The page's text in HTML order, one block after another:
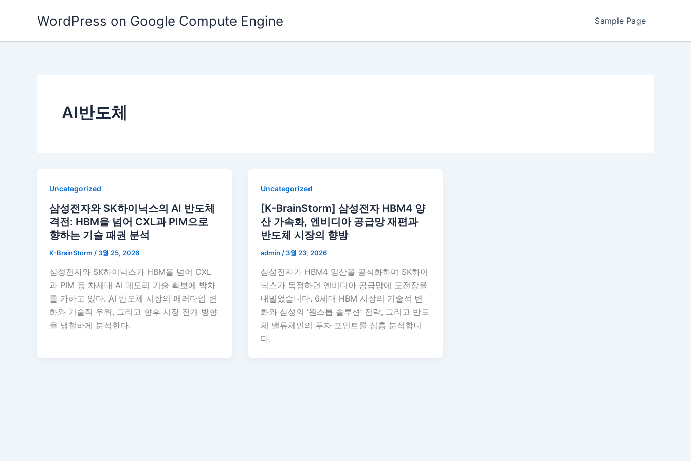
WordPress on Google Compute Engine Sample Page
AI반도체
Uncategorized
삼성전자와 SK하이닉스의 AI 반도체
격전: HBM을 넘어 CXL과 PIM으로
향하는 기술 패권 분석
K-BrainStorm / 3월 25, 2026
삼성전자와 SK하이닉스가 HBM을 넘어 CXL
과 PIM 등 차세대 AI 메모리 기술 확보에 박차
를 가하고 있다. AI 반도체 시장의 패러다임 변
화와 기술적 우위, 그리고 향후 시장 전개 방향
을 냉철하게 분석한다.
Uncategorized
[K-BrainStorm] 삼성전자 HBM4 양
산 가속화, 엔비디아 공급망 재편과
반도체 시장의 향방
admin / 3월 23, 2026
삼성전자가 HBM4 양산을 공식화하며 SK하이
닉스가 독점하던 엔비디아 공급망에 도전장을
내밀었습니다. 6세대 HBM 시장의 기술적 변
화와 삼성의 ‘원스톱 솔루션’ 전략, 그리고 반도
체 밸류체인의 투자 포인트를 심층 분석합니
다.